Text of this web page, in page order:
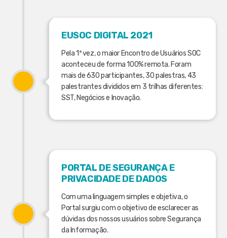
EUSOC DIGITAL 2021
Pela 1ª vez, o maior Encontro de Usuários SOC
aconteceu de forma 100% remota. Foram
mais de 630 participantes, 30 palestras, 43
palestrantes divididos em 3 trilhas diferentes:
SST, Negócios e Inovação.
PORTAL DE SEGURANÇA E
PRIVACIDADE DE DADOS
Com uma linguagem simples e objetiva, o
Portal surgiu com o objetivo de esclarecer as
dúvidas dos nossos usuários sobre Segurança
da Informação.